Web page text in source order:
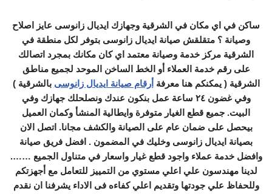
ساكن في اي مكان في الشرقية وجهازك ايديال زانوسى عايز اصلاح
وصيانة ؟ متقلقش صيانة ايديال زانوسى بتوفر لكل منطقة في
الشرقية مركز خدمة وصيانة معتمد اي كان مكانك بمجرد اتصالك
على رقم خدمة العملاء أو الخط الساخن الموحد لجميع مناطق
الشرقية ( يمكنكم هنا معرفة أرقام صيانة ايديال زانوسى بالشرقية )
وفي غضون ٢٤ ساعة عمل بنكون عندك ونصلحلك جهازك وفي
البيت. جميع قطع الغيار متوفرة وايطالية المنشأ وكمان العميل
بيحصل على ضمان عام على الصيانة والكشف مجانا. اتصل الان
بصيانة ايديال زانوسى وخليك في المضمون . افضل فريق صيانة
وافضل خدمة عملاء واجود قطع غيار واسعار في متناول الجميع …….
لدينا مهندسون علي اعلي مستوي من التمييز للتعامل مع أجهزتكم
وللحفاظ علي جودتها وتقديم اعلي كفاءه فى الاداء يشرفنا ان نقدم